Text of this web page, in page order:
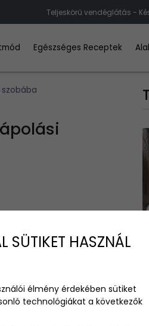
Teljeskörű vendéglátás -
Egészséges Receptek
részesüljenek,
SÜTIKET HASZNÁL
élmény érdekében sütiket
technológiákat a következők